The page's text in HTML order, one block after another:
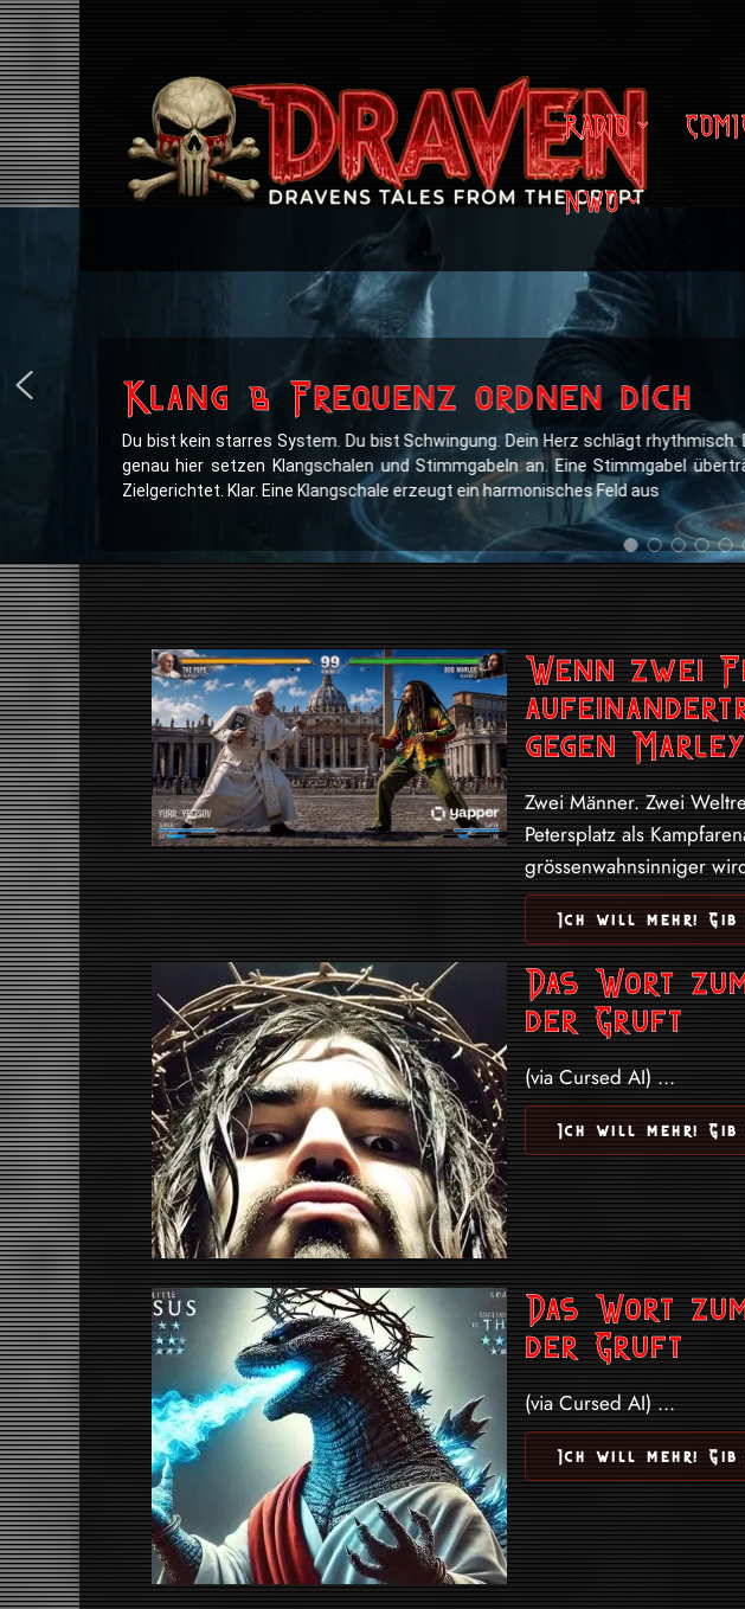
RADIO
NWO
Klang & Frequenz ordnen dich
Du bist kein starres System. Du bist Schwingung. Dein Herz schlägt
genau hier setzen Klangschalen und Stimmgabeln an. Eine Stimmgabel
Zielgerichtet. Klar. Eine Klangschale erzeugt ein harmonisches Feld aus
Wenn zwei
gegen Marley
Zwei Männer. Zwei
Petersplatz als
grössenwahnsinniger
Ich will mehr!
Das Wort
der Gruft
(via Cursed AI) ...
Ich will mehr!
Das Wort
der Gruft
(via Cursed AI) ...
Ich will mehr!